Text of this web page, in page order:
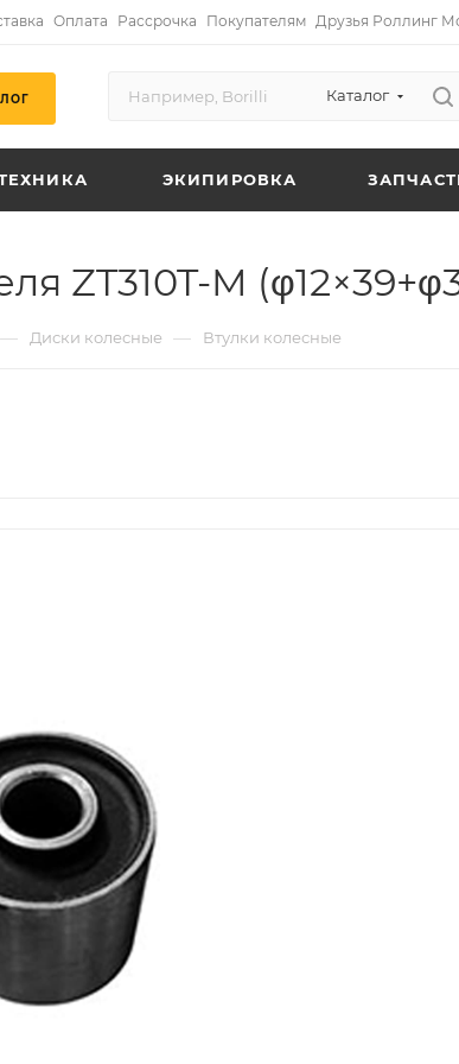
Оплата Рассрочка Покупателям Друзья Роллинг
Каталог
ЭКИПИРОВКА
ZT310T-M
— Диски колесные — Втулки колесные